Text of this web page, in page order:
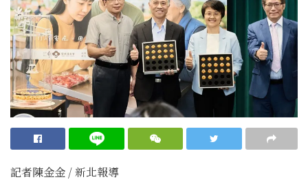
記者陳金金 / 新北報導